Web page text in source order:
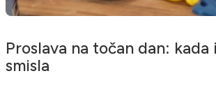
Proslava na točan dan: kada
smisla